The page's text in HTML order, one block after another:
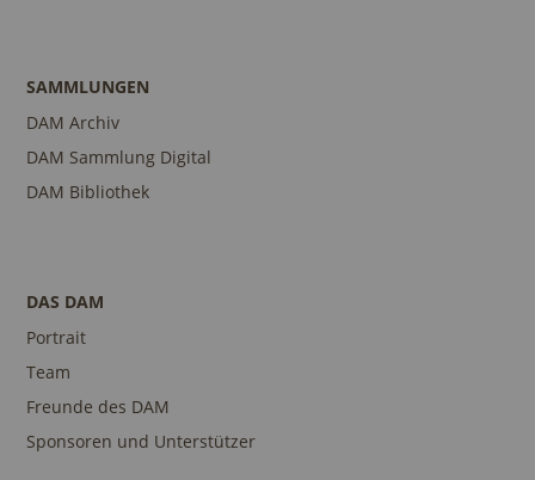
SAMMLUNGEN
DAM Archiv
DAM Sammlung Digital
DAM Bibliothek
DAS DAM
Portrait
Team
Freunde des DAM
Sponsoren und Unterstützer